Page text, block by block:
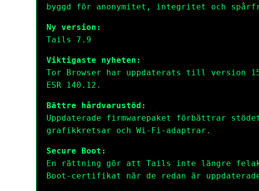
byggd för anonymitet, integritet och
Ny version:
Tails 7.9
Viktigaste nyheten:
Tor Browser har uppdaterats till version
ESR 140.12.
Bättre hårdvarustöd:
Uppdaterade firmwarepaket förbättrar
grafikkretsar och Wi-Fi-adaptrar.
Secure Boot:
En rättning gör att Tails inte längre
Boot-certifikat när de redan är